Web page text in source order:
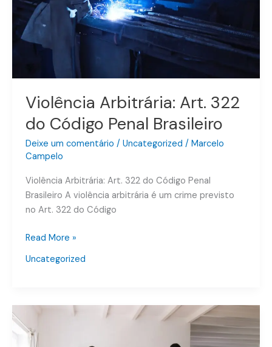
Violência Arbitrária: Art. 322
do Código Penal Brasileiro
Deixe um comentário / Uncategorized / Marcelo
Campelo
Violência Arbitrária: Art. 322 do Código Penal
Brasileiro A violência arbitrária é um crime previsto
no Art. 322 do Código
Penal
Brasileiro
Read More »
Uncategorized
de
Advocacia